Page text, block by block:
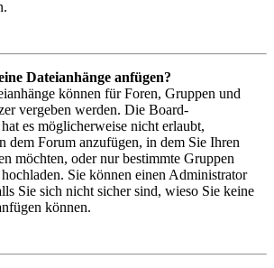
Dateianhänge anfügen?
können für Foren, Gruppen und
vergeben werden. Die Board-
es möglicherweise nicht erlaubt,
dem Forum anzufügen, in dem Sie Ihren
möchten, oder nur bestimmte Gruppen
Sie können einen Administrator
Sie sich nicht sicher sind, wieso Sie keine
können.